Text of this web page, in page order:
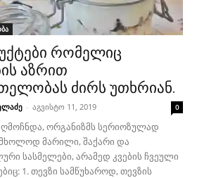
რომელიც
აზრით
ძირს უთხრიან.
- აგვისტო 11, 2019 0
ორგანიზმს სერიოზულად
მარილი, შაქარი და
სასმელები, არამედ კვების ჩვეული
1. თევზი სამწუხაროდ, თევზის